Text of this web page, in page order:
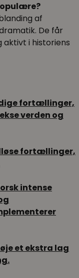
af
De får
i historiens
fortællinger,
verden og
fortællinger,
intense
et ekstra lag